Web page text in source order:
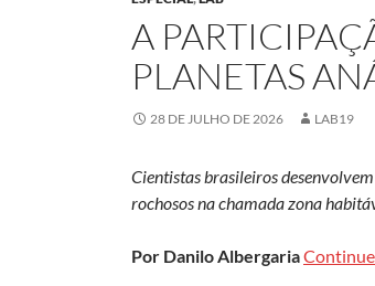
A
PLANETAS
28 DE JULHO DE 2026 LAB19
Cientistas brasileiros
rochosos na chamada zona
Por Danilo Albergaria